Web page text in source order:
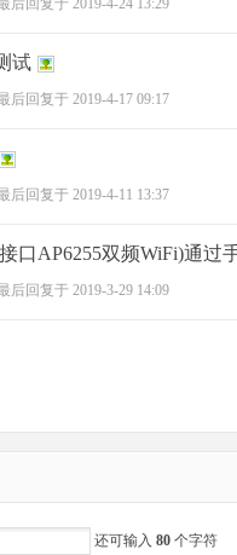
后回复于 2019-4-24 13:29
试
后回复于 2019-4-17 09:17
后回复于 2019-4-11 13:37
口AP6255双频WiFi)通过
后回复于 2019-3-29 14:09
还可输入 80 个字符